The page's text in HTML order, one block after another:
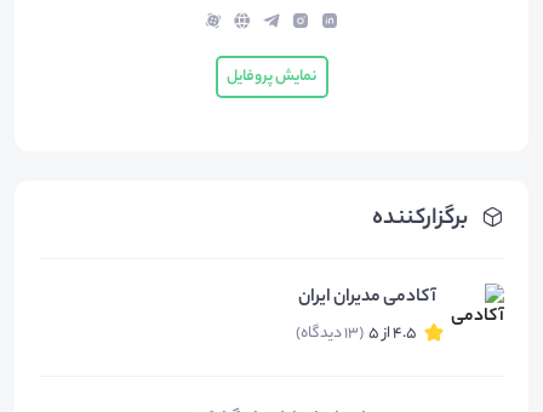
برگزارکننده
آکادمی مدیران ایران
4.5 از 5 (13 دیدگاه)
نمایش پروفایل